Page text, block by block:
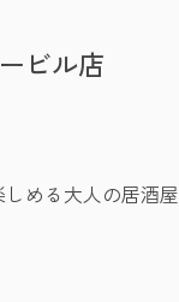
ビル店
める大人の居酒屋